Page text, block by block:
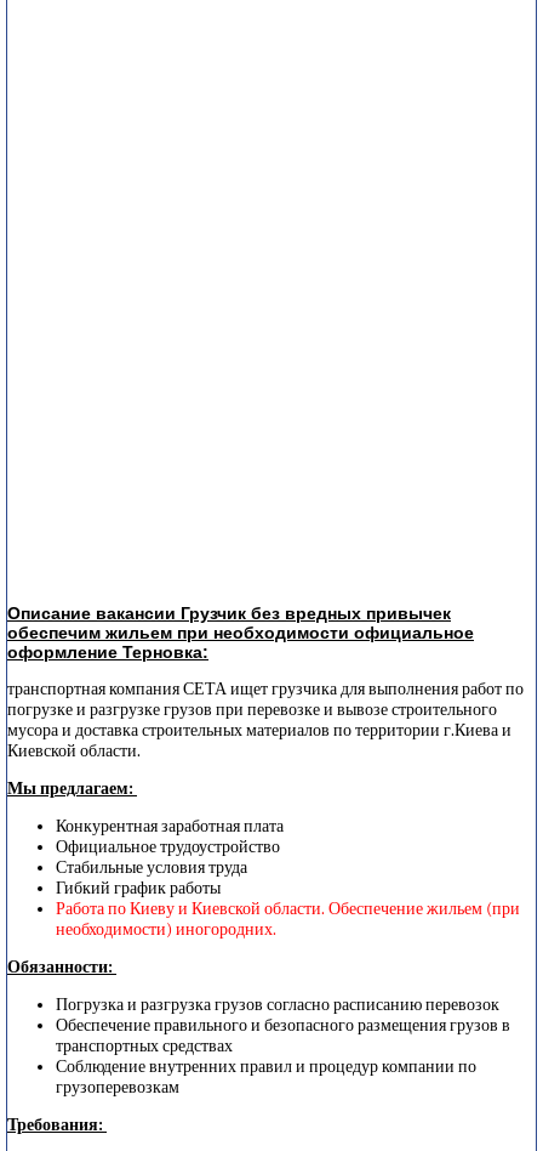
Описание вакансии Грузчик без вредных привычек
обеспечим жильем при необходимости официальное
оформление Терновка:
транспортная компания СЕТА ищет грузчика для выполнения работ по
погрузке и разгрузке грузов при перевозке и вывозе строительного
мусора и доставка строительных материалов по территории г.Киева и
Киевской области.
Мы предлагаем:
Конкурентная заработная плата
Официальное трудоустройство
Стабильные условия труда
Гибкий график работы
Работа по Киеву и Киевской области. Обеспечение жильем (при
необходимости) иногородних.
Обязанности:
Погрузка и разгрузка грузов согласно расписанию перевозок
Обеспечение правильного и безопасного размещения грузов в
транспортных средствах
Соблюдение внутренних правил и процедур компании по
грузоперевозкам
Требования: